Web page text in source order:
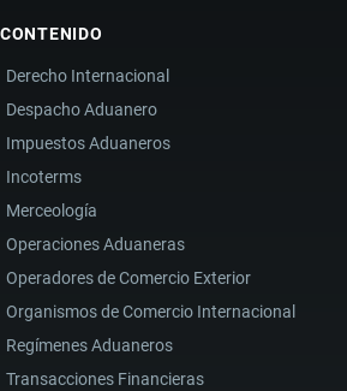
CONTENIDO
Derecho Internacional
Despacho Aduanero
Impuestos Aduaneros
Incoterms
Merceología
Operaciones Aduaneras
Operadores de Comercio Exterior
Organismos de Comercio Internacional
Regímenes Aduaneros
Transacciones Financieras